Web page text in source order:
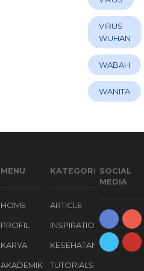
VIRUS
WUHAN
WABAH
WANITA
MENU
HOME
PROFIL
KARYA
AKADEMIK
KATEGORI
ARTICLE
INSPIRATION
KESEHATAN
TUTORIALS
SOCIAL
MEDIA